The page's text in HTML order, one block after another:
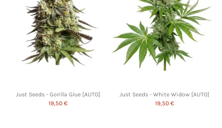
Just Seeds - Gorilla Glue [AUTO]
19,50 €
Just Seeds - White Widow [AUTO]
19,50 €